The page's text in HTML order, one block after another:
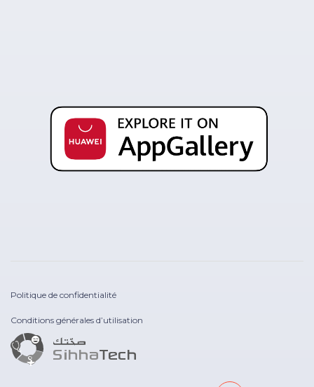
Politique de confidentialité
Conditions générales d’utilisation